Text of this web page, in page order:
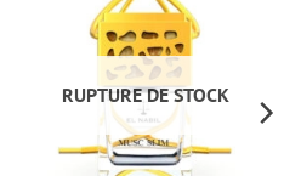
RUPTURE DE STOCK